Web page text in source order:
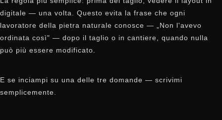
digitale — una volta. Questo evita la frase che ogni
lavoratore della pietra naturale conosce — „Non l'avevo
ordinata così" — dopo il taglio o in cantiere, quando nulla
può più essere modificato.
E se inciampi su una delle tre domande — scrivimi
semplicemente.